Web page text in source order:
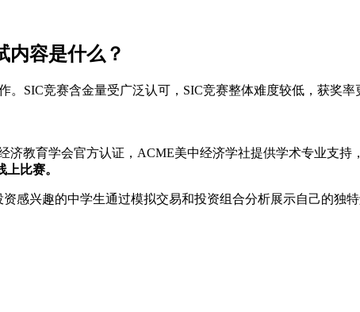
内容是什么？
SIC竞赛含金量受广泛认可，SIC竞赛整体难度较低，获奖
济教育学会官方认证，ACME美中经济学社提供学术专业支持
比赛。
感兴趣的中学生通过模拟交易和投资组合分析展示自己的独